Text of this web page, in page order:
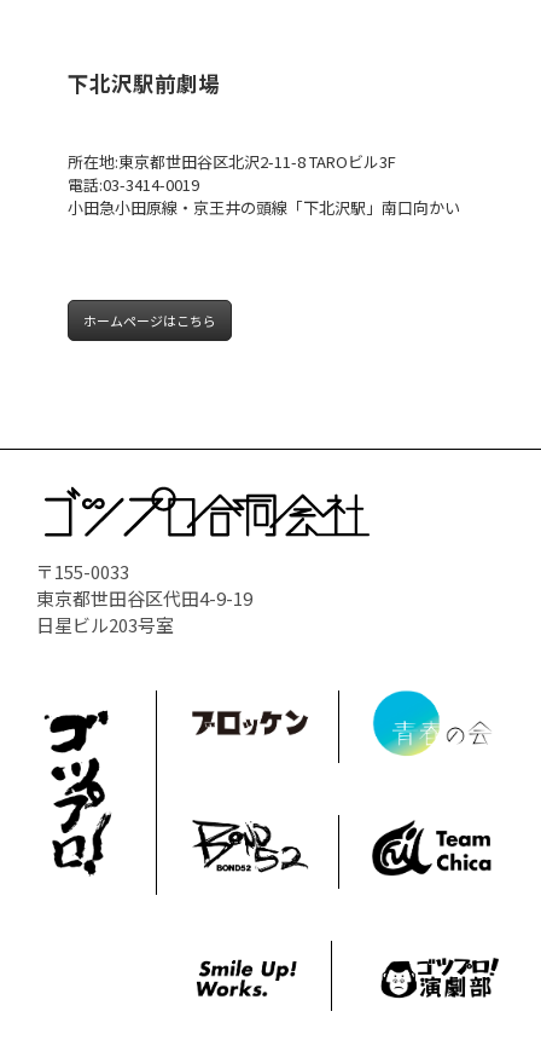
下北沢駅前劇場
所在地:東京都世田谷区北沢2-11-8 TAROビル3F
電話:03-3414-0019
小田急小田原線・京王井の頭線「下北沢駅」南口向かい
ホームページはこちら
〒155-0033
東京都世田谷区代田4-9-19
日星ビル203号室